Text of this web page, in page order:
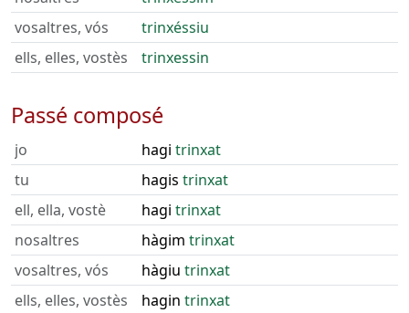
vosaltres, vós
trinxéssiu
ells, elles, vostès
trinxessin
Passé composé
jo hagi trinxat
tu
hagis trinxat
ell, ella, vostè
hagi trinxat
nosaltres
hàgim trinxat
vosaltres, vós
hàgiu trinxat
ells, elles, vostès
hagin trinxat